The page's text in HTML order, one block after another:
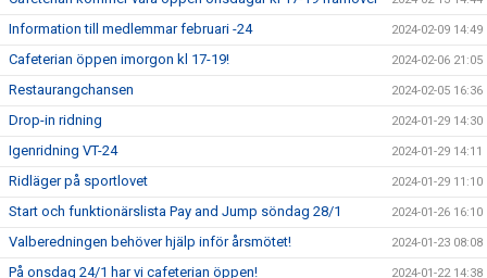
Information till medlemmar februari -24 2024-02-09 14:49
Cafeterian öppen imorgon kl 17-19! 2024-02-06 21:05
Restaurangchansen 2024-02-05 16:36
Drop-in ridning 2024-01-29 14:30
Igenridning VT-24 2024-01-29 14:11
Ridläger på sportlovet 2024-01-29 11:10
Start och funktionärslista Pay and Jump söndag 28/1 2024-01-26 16:10
Valberedningen behöver hjälp inför årsmötet! 2024-01-23 08:08
På onsdag 24/1 har vi cafeterian öppen! 2024-01-22 14:38